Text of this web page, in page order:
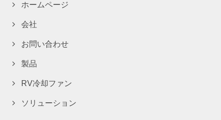
ホームページ
会社
お問い合わせ
製品
RV冷却ファン
ソリューション